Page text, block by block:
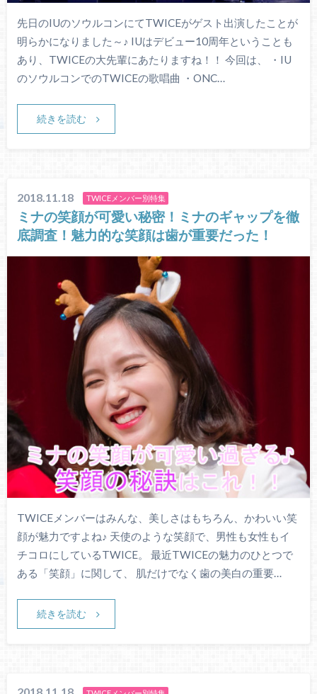
先日のIUのソウルコンにてTWICEがゲスト出演したことが
明らかになりました～♪ IUはデビュー10周年ということも
あり、TWICEの大先輩にあたりますね！！ 今回は、 ・IU
のソウルコンでのTWICEの歌唱曲 ・ONC…
続きを読む
2018.11.18 TWICEメンバー別特集
ミナの笑顔が可愛い秘密！ミナのギャップを徹
底調査！魅力的な笑顔は歯が重要だった！
TWICEメンバーはみんな、美しさはもちろん、かわいい笑
顔が魅力ですよね♪ 天使のような笑顔で、男性も女性もイ
チコロにしているTWICE。 最近TWICEの魅力のひとつで
ある「笑顔」に関して、 肌だけでなく歯の美白の重要…
続きを読む